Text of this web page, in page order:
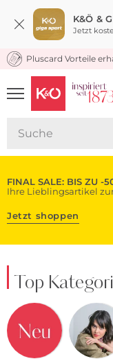
K&Ö &
Jetzt
Pluscard Vorteile
UNSERE APP
CLICK &
FINAL SALE: BIS ZU -
Ihre Lieblingsartikel
Jetzt shoppen
Top